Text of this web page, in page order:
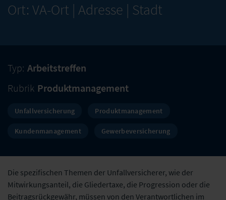
Ort: VA-Ort | Adresse | Stadt
Typ: Arbeitstreffen
Rubrik Produktmanagement
Unfallversicherung Produktmanagement
Kundenmanagement Gewerbeversicherung
Die spezifischen Themen der Unfallversicherer, wie der
Mitwirkungsanteil, die Gliedertaxe, die Progression oder die
Beitragsrückgewähr, müssen von den Verantwortlichen im